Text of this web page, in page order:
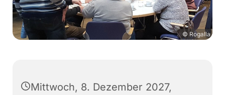
© Rogalla
Mittwoch, 8. Dezember 2027,